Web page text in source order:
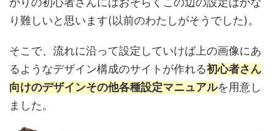
り難しいと思います(以前のわたしがそうでした)。
そこで、流れに沿って設定していけば上の画像にあ
るようなデザイン構成のサイトが作れる初心者さん
向けのデザインその他各種設定マニュアルを用意し
ました。